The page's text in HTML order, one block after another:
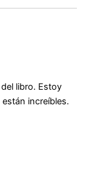
libro. Estoy
increíbles.